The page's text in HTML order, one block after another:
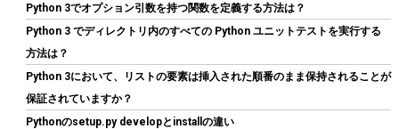
Python 3でオプション引数を持つ関数を定義する方法は？
Python 3 でディレクトリ内のすべての Python ユニットテストを実行する
方法は？
Python 3において、リストの要素は挿入された順番のまま保持されることが
保証されていますか？
Pythonのsetup.py developとinstallの違い